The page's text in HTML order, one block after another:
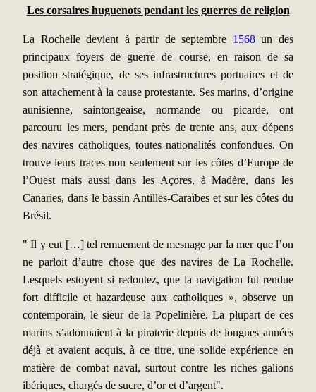
Les corsaires huguenots pendant les guerres de religion
La Rochelle devient à partir de septembre 1568un des
principaux foyers de guerre de course, en raison de sa
position stratégique, de ses infrastructures portuaires et de
son attachement à la cause protestante. Ses marins, d’origine
aunisienne, saintongeaise, normande ou picarde, ont
parcouru les mers, pendant près de trente ans, aux dépens
des navires catholiques, toutes nationalités confondues. On
trouve leurs traces non seulement sur les côtes d’Europe de
l’Ouest mais aussi dans les Açores, à Madère, dans les
Canaries, dans le bassin Antilles-Caraïbes et sur les côtes du
Brésil.
" Il y eut […] tel remuement de mesnage par la mer que l’on
ne parloit d’autre chose que des navires de La Rochelle.
Lesquels estoyent si redoutez, que la navigation fut rendue
fort difficile et hazardeuse aux catholiques », observe un
contemporain, le sieur de la Popelinière. La plupart de ces
marins s’adonnaient à la piraterie depuis de longues années
déjà et avaient acquis, à ce titre, une solide expérience en
matière de combat naval, surtout contre les riches galions
ibériques, chargés de sucre, d’or et d’argent".